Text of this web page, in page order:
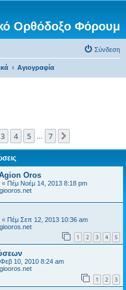
Ορθόδοξο Φόρουμ
Σύνδεση
Αγιογραφία
από7
3 4 5 7
Oros
« Πέμ Νοέμ 14, 2013 8:18 pm
« Πέμ Σεπ 12, 2013 10:36 am
1 2 3 4 5
Φεβ 10, 2010 8:24 am
1 2 3